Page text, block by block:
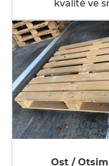
kvalitě ve
Ost /